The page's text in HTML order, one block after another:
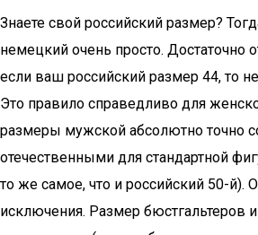
Знаете свой российский размер?
немецкий очень просто. Достаточно
если ваш российский размер 44, то
Это правило справедливо для
размеры мужской абсолютно точно
отечественными для стандартной
то же самое, что и российский 50-й).
исключения. Размер бюстгальтеров